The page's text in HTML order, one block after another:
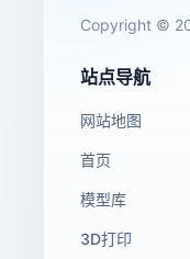
Copyright ©
站点导航
网站地图
首页
模型库
3D打印